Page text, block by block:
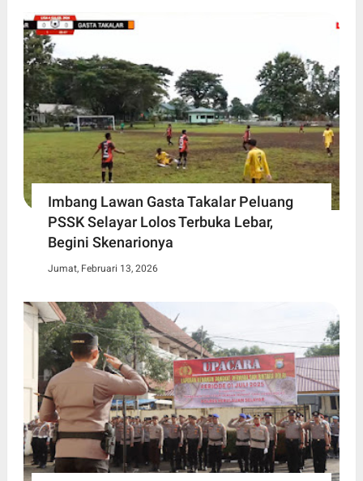
Imbang Lawan Gasta Takalar Peluang
PSSK Selayar Lolos Terbuka Lebar,
Begini Skenarionya
Jumat, Februari 13, 2026